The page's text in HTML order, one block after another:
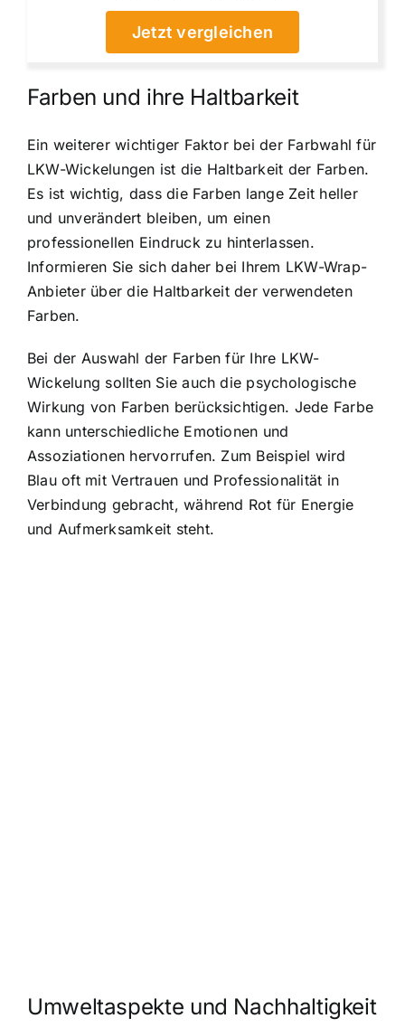
Jetzt vergleichen
Farben und ihre Haltbarkeit
Ein weiterer wichtiger Faktor bei der Farbwahl für
LKW-Wickelungen ist die Haltbarkeit der Farben.
Es ist wichtig, dass die Farben lange Zeit heller
und unverändert bleiben, um einen
professionellen Eindruck zu hinterlassen.
Informieren Sie sich daher bei Ihrem LKW-Wrap-
Anbieter über die Haltbarkeit der verwendeten
Farben.
Bei der Auswahl der Farben für Ihre LKW-
Wickelung sollten Sie auch die psychologische
Wirkung von Farben berücksichtigen. Jede Farbe
kann unterschiedliche Emotionen und
Assoziationen hervorrufen. Zum Beispiel wird
Blau oft mit Vertrauen und Professionalität in
Verbindung gebracht, während Rot für Energie
und Aufmerksamkeit steht.
Umweltaspekte und Nachhaltigkeit